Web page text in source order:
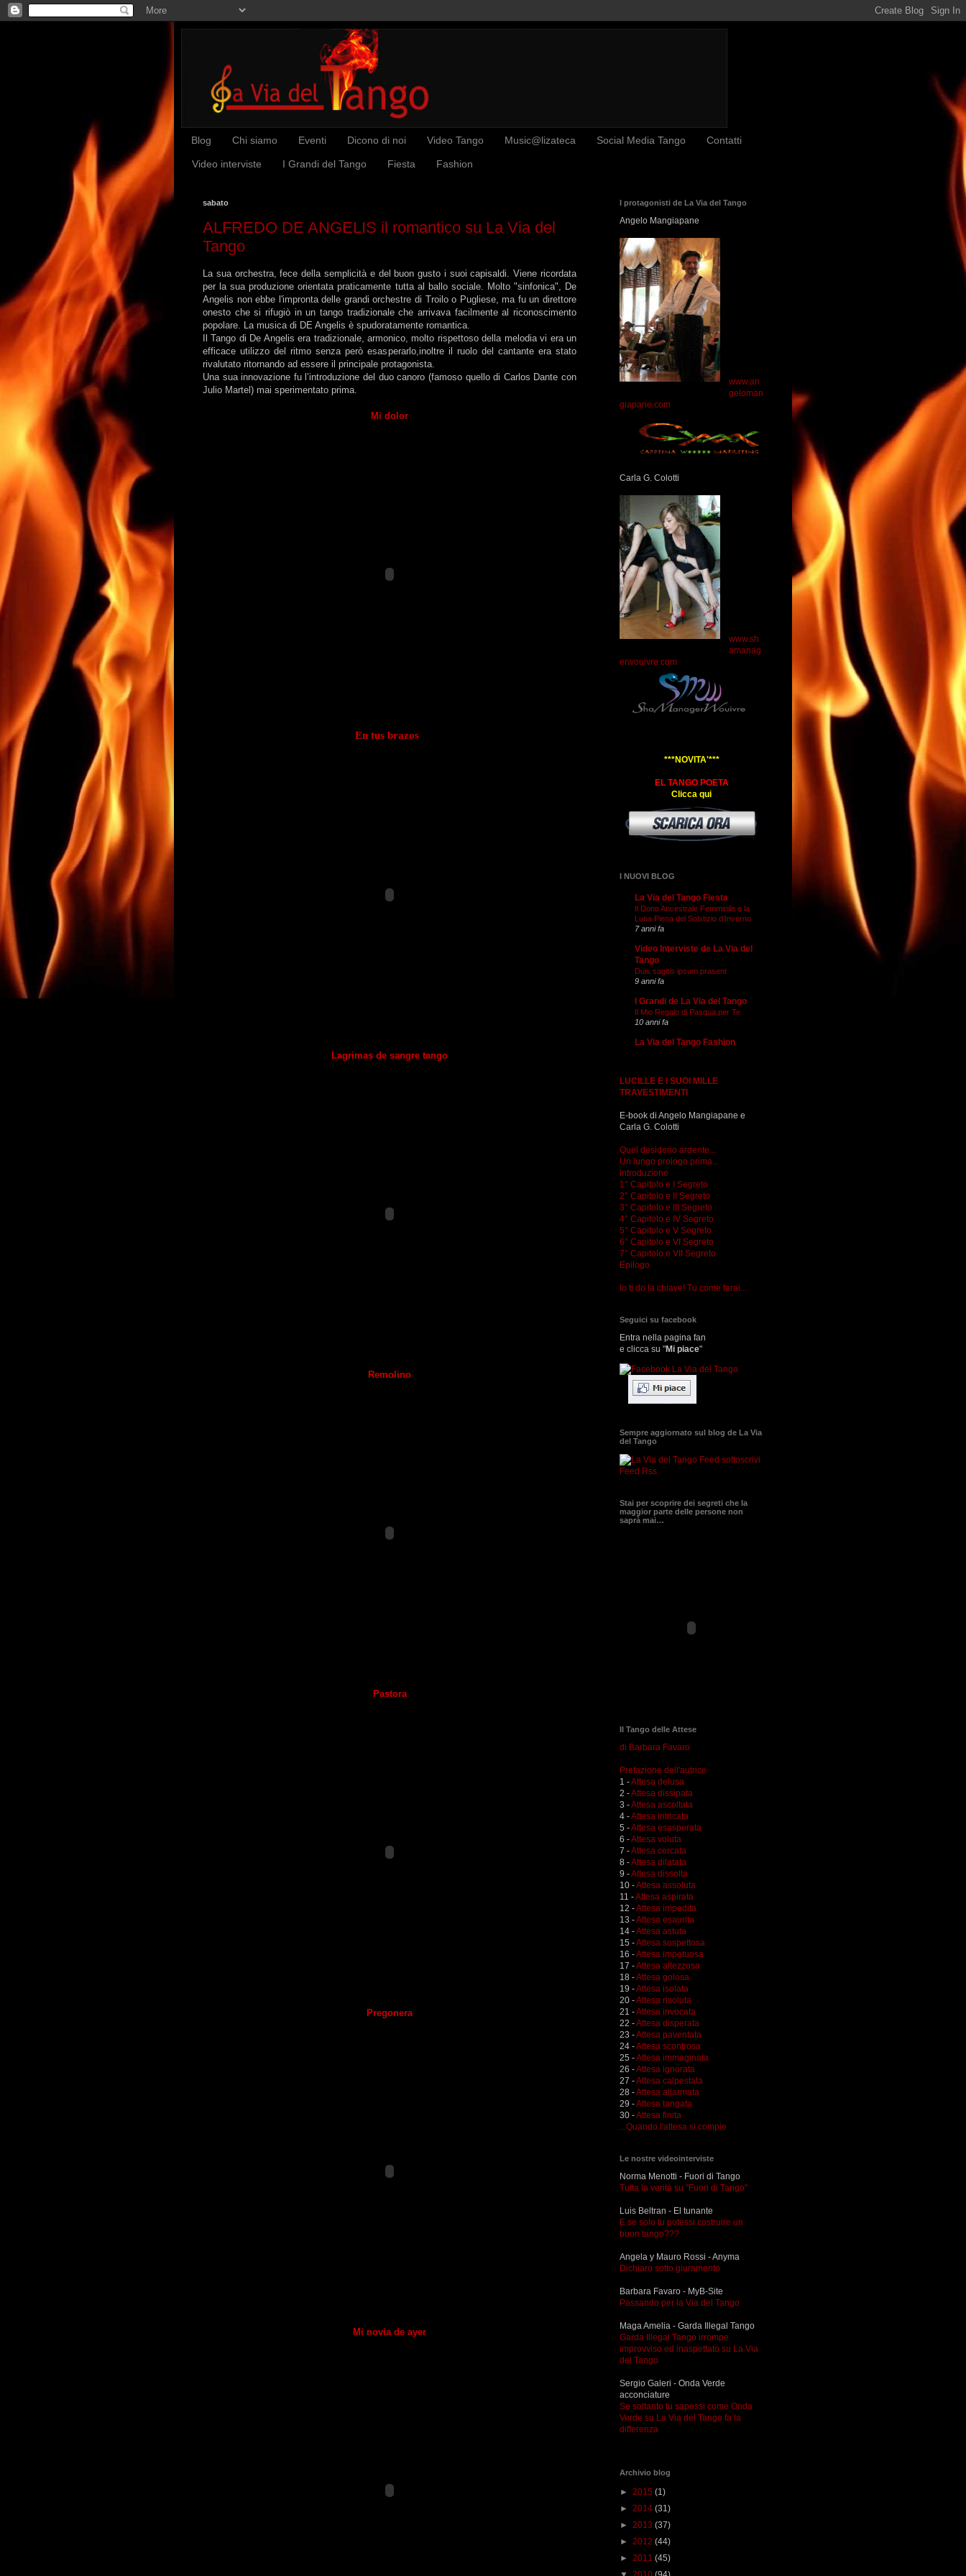
Blog Chi siamo Eventi Dicono di noi Video Tango Music@lizateca Social Media Tango Contatti
Video interviste I Grandi del Tango Fiesta Fashion
sabato
ALFREDO DE ANGELIS il romantico su La Via del
Tango
La sua orchestra, fece della semplicità e del buon gusto i suoi capisaldi. Viene ricordata
per la sua produzione orientata praticamente tutta al ballo sociale. Molto "sinfonica", De
Angelis non ebbe l'impronta delle grandi orchestre di Troilo o Pugliese, ma fu un direttore
onesto che si rifugiò in un tango tradizionale che arrivava facilmente al riconoscimento
popolare. La musica di DE Angelis è spudoratamente romantica.
Il Tango di De Angelis era tradizionale, armonico, molto rispettoso della melodia vi era un
efficace utilizzo del ritmo senza però esasperarlo,inoltre il ruolo del cantante era stato
rivalutato ritornando ad essere il principale protagonista.
Una sua innovazione fu l’introduzione del duo canoro (famoso quello di Carlos Dante con
Julio Martel) mai sperimentato prima.
Mi dolor
En tus brazos
Lagrimas de sangre tango
Remolino
Pastora
Pregonera
Mi novia de ayer
I protagonisti de La Via del Tango
Angelo Mangiapane
www.an
geloman
giapane.com
Carla G. Colotti
www.sh
amanag
erwouivre.com
***NOVITA'***
EL TANGO POETA
Clicca qui
I NUOVI BLOG
La Via del Tango Fiesta
Il Dono Ancestrale Femminile e la
Luna Piena del Solstizio d’Inverno
7 anni fa
Video Interviste de La Via del
Tango
Duis sagitis ipsum prasent
9 anni fa
I Grandi de La Via del Tango
Il Mio Regalo di Pasqua per Te
10 anni fa
La Via del Tango Fashion
LUCILLE E I SUOI MILLE
TRAVESTIMENTI
E-book di Angelo Mangiapane e
Carla G. Colotti
Quel desiderio ardente...
Un lungo prologo prima...
Introduzione
1° Capitolo e I Segreto
2° Capitolo e II Segreto
3° Capitolo e III Segreto
4° Capitolo e IV Segreto
5° Capitolo e V Segreto
6° Capitolo e VI Segreto
7° Capitolo e VII Segreto
Epilogo
Io ti do la chiave! Tu come farai...
Seguici su facebook
Entra nella pagina fan
e clicca su "Mi piace"
Sempre aggiornato sul blog de La Via
del Tango
sottoscrivi
Feed Rss
Stai per scoprire dei segreti che la
maggior parte delle persone non
saprà mai…
Il Tango delle Attese
di Barbara Favaro
Prefazione dell'autrice
1 -Attesa delusa
2 -Attesa dissipata
3 -Attesa ascoltata
4 -Attesa intricata
5 -Attesa esasperata
6 -Attesa voluta
7 -Attesa cercata
8 -Attesa dilatata
9 -Attesa dissolta
10 -Attesa assoluta
11 -Attesa aspirata
12 -Attesa impedita
13 -Attesa esaurita
14 -Attesa astuta
15 -Attesa sospettosa
16 -Attesa impetuosa
17 -Attesa altezzosa
18 -Attesa golosa
19 -Attesa isolata
20 -Attesa risoluta
21 -Attesa invocata
22 -Attesa disperata
23 -Attesa paventata
24 -Attesa scontrosa
25 -Attesa immaginata
26 -Attesa ignorata
27 -Attesa calpestata
28 -Attesa allarmata
29 -Attesa tangata
30 -Attesa finita
...Quando l'attesa si compie
Le nostre videointerviste
Norma Menotti - Fuori di Tango
Tutta la verità su "Fuori di Tango"
Luis Beltran - El tunante
E se solo tu potessi costruire un
buon tango???
Angela y Mauro Rossi - Anyma
Dichiaro sotto giuramento
Barbara Favaro - MyB-Site
Passando per la Via del Tango
Maga Amelia - Garda Illegal Tango
Garda Illegal Tango irrompe
improvviso ed inaspettato su La Via
del Tango
Sergio Galeri - Onda Verde
acconciature
Se soltanto tu sapessi come Onda
Verde su La Via del Tango fa la
differenza
Archivio blog
► 2015 (1)
► 2014 (31)
► 2013 (37)
► 2012 (44)
► 2011 (45)